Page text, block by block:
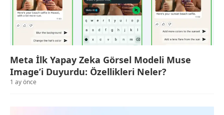
Meta İlk Yapay Zeka Görsel Modeli Muse
Image’i Duyurdu: Özellikleri Neler?
1 ay önce